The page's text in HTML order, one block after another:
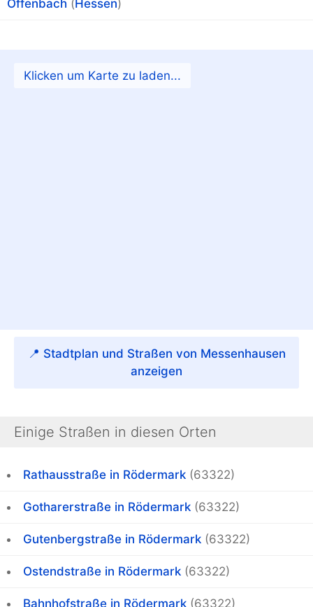
Offenbach (Hessen)
📍 Stadtplan und Straßen von Messenhausen
anzeigen
Einige Straßen in diesen Orten
Rathausstraße in Rödermark (63322)
Gotharerstraße in Rödermark (63322)
Gutenbergstraße in Rödermark (63322)
Ostendstraße in Rödermark (63322)
Bahnhofstraße in Rödermark (63322)